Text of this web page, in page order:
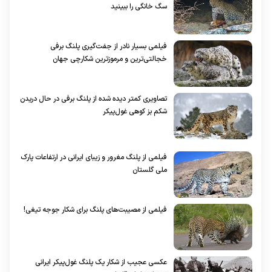
سگ خانگی را ببینید
فیلمی بسیار نادر از جفت‌گیری پلنگ برفی
خجالتی‌ترین و مرموزترین شکارچی جهان
تصاویری کمتر دیده شده از پلنگ برفی در حال دریدن
شکم بز کوهی غول‌پیکر
فیلمی از پلنگ مغرور و زیبای ایرانی در ارتفاعات پارک
ملی گلستان
فیلمی از مصیبت‌های پلنگ برای شکار جوجه تیغی!
عکسی عجیب از شکار یک پلنگ غول‌پیکر ایرانی